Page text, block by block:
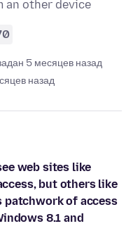
an other device
5 месяцев назад
назад
web sites like
but others like
patchwork of access
8.1 and